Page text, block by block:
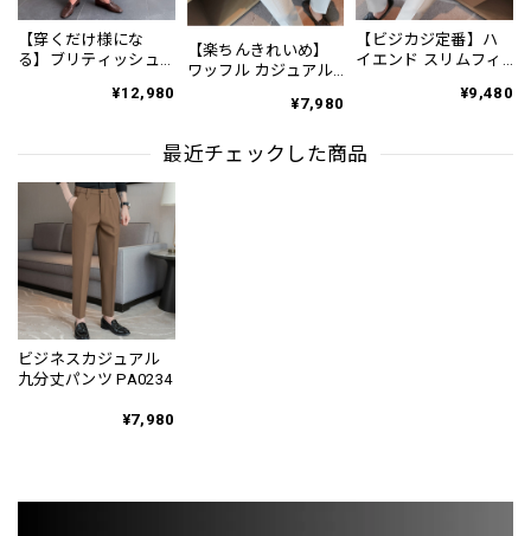
【穿くだけ様にな
る】ブリティッシュ
8color PA0007¥12,980
【楽ちんきれいめ】
ワッフル カジュアル
¥7,980
【ビジカジ定番】ハ
イエンド スリムフィ
アル スラックスパン
¥9,480
最近チェックした商品
ビジネスカジュアル
九分丈パンツ PA0234
¥7,980